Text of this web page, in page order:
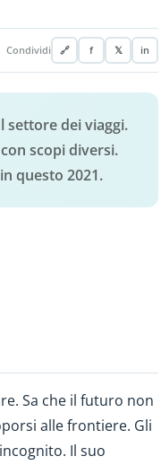
Condividi 🔗 f 𝕏 in
settore dei viaggi.
scopi diversi.
questo 2021.
Sa che il futuro non
alle frontiere. Gli
Il suo